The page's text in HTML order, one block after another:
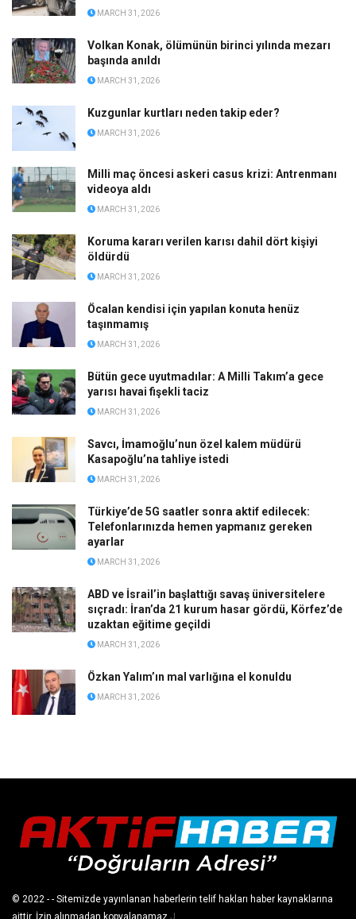
MARCH 31, 2026
Volkan Konak, ölümünün birinci yılında mezarı
başında anıldı
MARCH 31, 2026
Kuzgunlar kurtları neden takip eder?
MARCH 31, 2026
Milli maç öncesi askeri casus krizi: Antrenmanı
videoya aldı
MARCH 31, 2026
Koruma kararı verilen karısı dahil dört kişiyi
öldürdü
MARCH 31, 2026
Öcalan kendisi için yapılan konuta henüz
taşınmamış
MARCH 31, 2026
Bütün gece uyutmadılar: A Milli Takım’a gece
yarısı havai fişekli taciz
MARCH 31, 2026
Savcı, İmamoğlu’nun özel kalem müdürü
Kasapoğlu’na tahliye istedi
MARCH 31, 2026
Türkiye’de 5G saatler sonra aktif edilecek:
Telefonlarınızda hemen yapmanız gereken
ayarlar
MARCH 31, 2026
ABD ve İsrail’in başlattığı savaş üniversitelere
sıçradı: İran’da 21 kurum hasar gördü, Körfez’de
uzaktan eğitime geçildi
MARCH 31, 2026
Özkan Yalım’ın mal varlığına el konuldu
MARCH 31, 2026
© 2022 - - Sitemizde yayınlanan haberlerin telif hakları haber kaynaklarına